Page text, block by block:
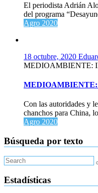
El periodista Adrián
del programa
Agro 2020
18 octubre, 2020
MEDIOAMBIENTE:
MEDIOAMBIENTE:
Con las autoridades y
chanchos para China,
Agro 2020
Búsqueda por texto
Estadísticas